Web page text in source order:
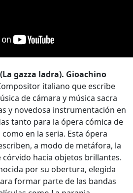
gazza ladra). Gioachino
italiano que escribe
de cámara y música sacra
y novedosa instrumentación en
tanto para la ópera cómica de
en la seria. Esta ópera
a modo de metáfora, la
hacia objetos brillantes.
por su obertura, elegida
formar parte de las bandas